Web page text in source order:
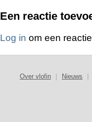
Een reactie
Log in om een
Over vlofin Nieuws